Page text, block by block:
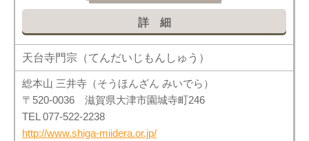
詳細
天台寺門宗（てんだいじもんしゅう）
総本山 三井寺（そうほんざん みいでら）
〒520-0036 滋賀県大津市園城寺町246
TEL 077-522-2238
http://www.shiga-miidera.or.jp/